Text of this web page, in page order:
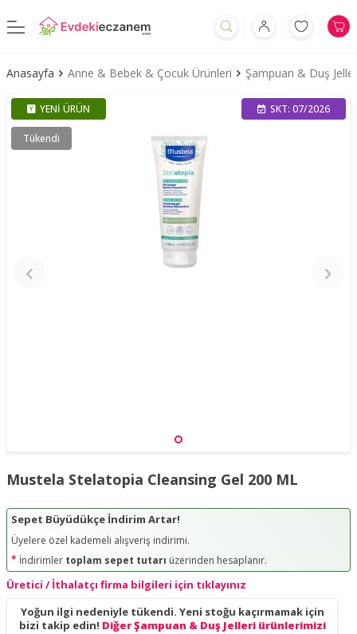
Anasayfa Anne & Bebek & Çocuk Ürünleri Şampuan & Duş
YENI ÜRÜN
Tükendi
SKT: 07/2026
Mustela Stelatopia Cleansing Gel 200 ML
Sepet Büyüdükçe İndirim Artar!
Üyelere özel kademeli alışveriş indirimi.
* İndirimler toplam sepet tutarı üzerinden hesaplanır.
Üretici / İthalatçı firma bilgileri için tıklayınız
Yoğun ilgi nedeniyle tükendi. Yeni stoğu kaçırmamak için
bizi takip edin! Diğer Şampuan & Duş Jelleri ürünlerimizi